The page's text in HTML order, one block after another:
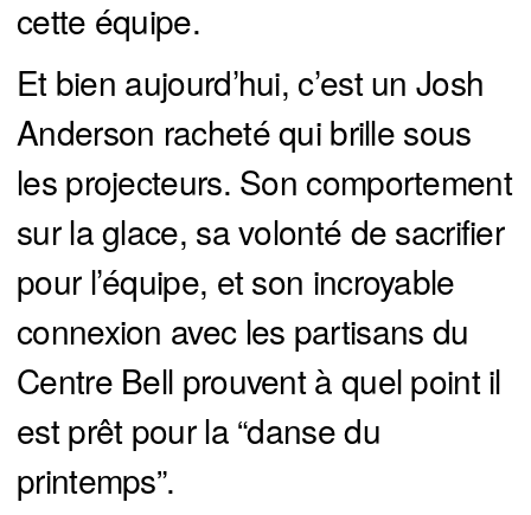
cette équipe.
Et bien aujourd’hui, c’est un Josh
Anderson racheté qui brille sous
les projecteurs. Son comportement
sur la glace, sa volonté de sacrifier
pour l’équipe, et son incroyable
connexion avec les partisans du
Centre Bell prouvent à quel point il
est prêt pour la “danse du
printemps”.